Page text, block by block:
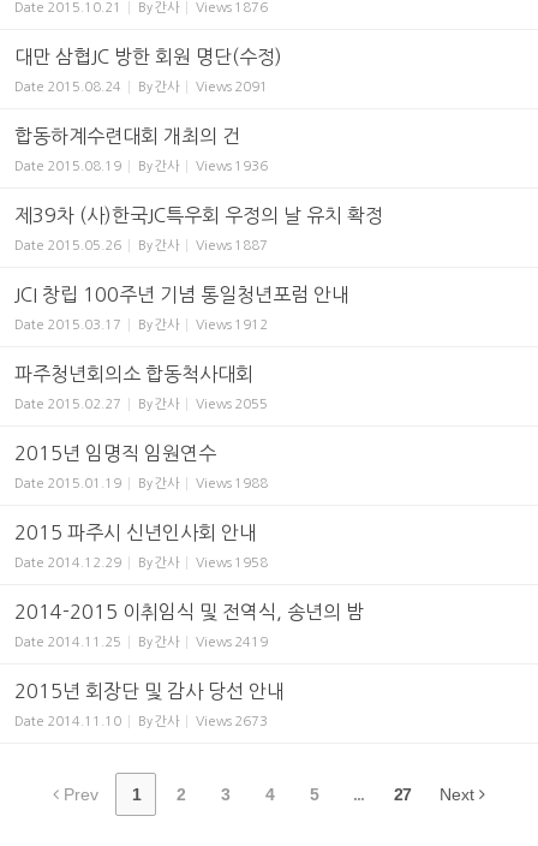
Date 2015.10.21 By간사 Views 1876
대만 삼협JC 방한 회원 명단(수정)
Date 2015.08.24 By간사 Views 2091
합동하계수련대회 개최의 건
Date 2015.08.19 By간사 Views 1936
제39차 (사)한국JC특우회 우정의 날 유치 확정
Date 2015.05.26 By간사 Views 1887
JCI 창립 100주년 기념 통일청년포럼 안내
Date 2015.03.17 By간사 Views 1912
파주청년회의소 합동척사대회
Date 2015.02.27 By간사 Views 2055
2015년 임명직 임원연수
Date 2015.01.19 By간사 Views 1988
2015 파주시 신년인사회 안내
Date 2014.12.29 By간사 Views 1958
2014-2015 이취임식 및 전역식, 송년의 밤
Date 2014.11.25 By간사 Views 2419
2015년 회장단 및 감사 당선 안내
Date 2014.11.10 By간사 Views 2673
Prev 1 2 3 4 5 ... 27 Next